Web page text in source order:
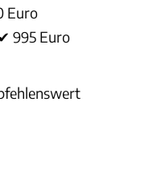
Euro
995 Euro